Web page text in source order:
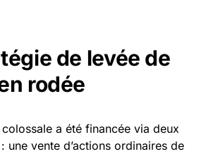
de levée de
rodée
a été financée via deux
une vente d’actions ordinaires de